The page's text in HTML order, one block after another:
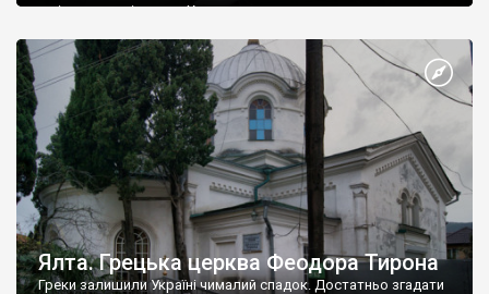
є відданими вірянами Христа
Ялта. Грецька церква Феодора Тирона
Греки залишили Україні чималий спадок. Достатньо згадати